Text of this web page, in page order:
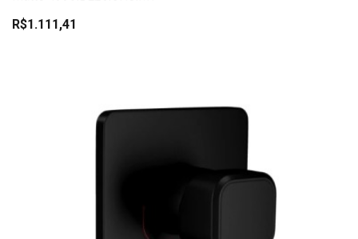
R$1.111,41